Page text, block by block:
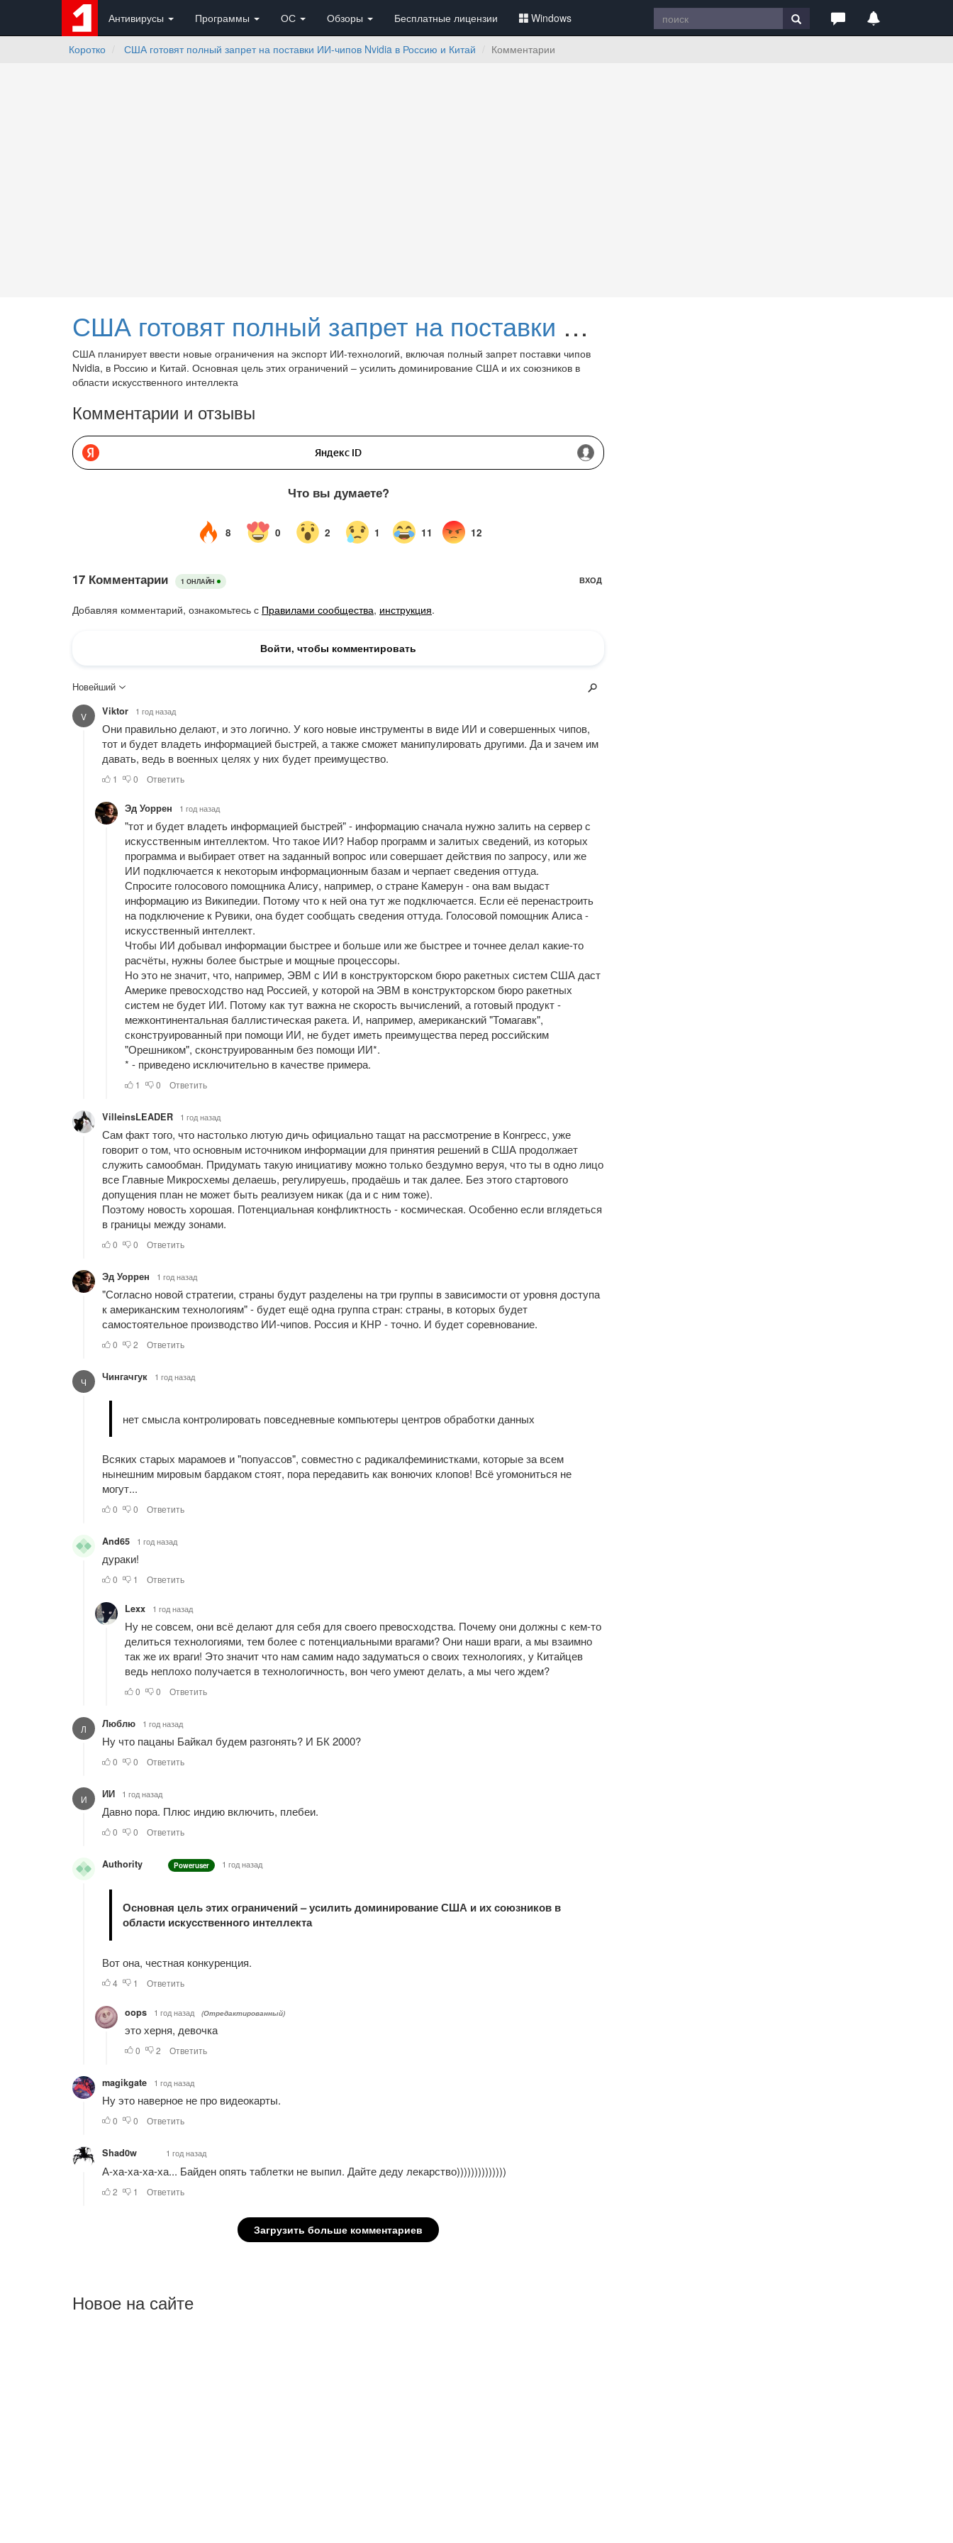
Антивирусы Программы ОС Обзоры Бесплатные лицензии Windows
Коротко США готовят полный запрет на поставки ИИ-чипов Nvidia в Россию и Китай Комментарии
США готовят полный запрет на поставки ИИ-чипов Nvidia в Россию и Китай
США планирует ввести новые ограничения на экспорт ИИ-технологий, включая полный запрет поставки чипов
Nvidia, в Россию и Китай. Основная цель этих ограничений – усилить доминирование США и их союзников в
области искусственного интеллекта
Комментарии и отзывы
Новое на сайте